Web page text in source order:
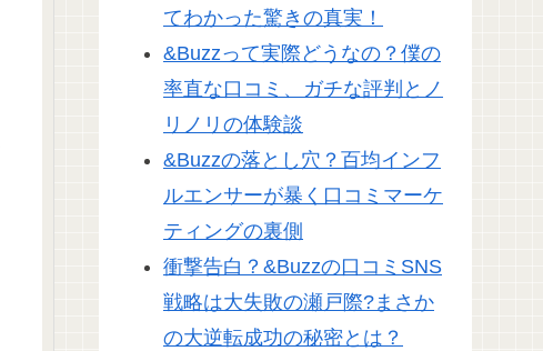
てわかった驚きの真実！
&Buzzって実際どうなの？僕の
率直な口コミ、ガチな評判とノ
リノリの体験談
&Buzzの落とし穴？百均インフ
ルエンサーが暴く口コミマーケ
ティングの裏側
衝撃告白？&Buzzの口コミSNS
戦略は大失敗の瀬戸際?まさか
の大逆転成功の秘密とは？